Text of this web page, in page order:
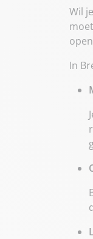
Wil
In